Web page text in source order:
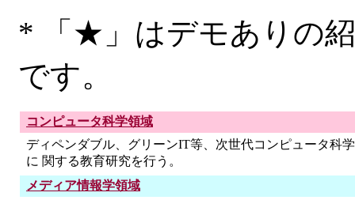
* 「★」はデモありの
です。
コンピュータ科学領域
ディペンダブル、グリーンIT等、次世代コンピュータ科
に 関する教育研究を行う。
メディア情報学領域